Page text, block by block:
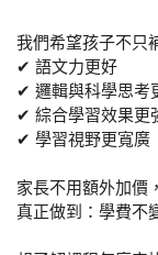
我們希望孩子不只
✔ 語文力更好
✔ 邏輯與科學思考
✔ 綜合學習效果更
✔ 學習視野更寬廣
家長不用額外加價
真正做到：學費不